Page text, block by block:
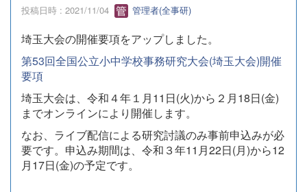
投稿日時 : 2021/11/04 管理者(全事研)
埼玉大会の開催要項をアップしました。
第53回全国公立小中学校事務研究大会(埼玉大会)開催
要項
埼玉大会は、令和４年１月11日(火)から２月18日(金)
までオンラインにより開催します。
なお、ライブ配信による研究討議のみ事前申込みが必
要です。申込み期間は、 令和３年11月22日(月)から12
月17日(金)の予定です。